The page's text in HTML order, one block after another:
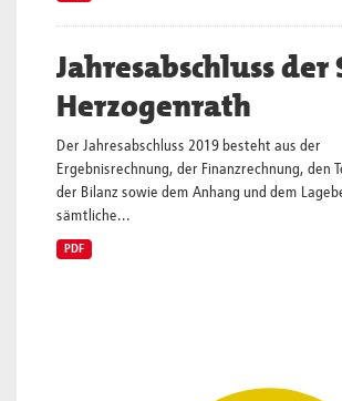
Jahresabschluss der
Herzogenrath
Der Jahresabschluss 2019 besteht aus der
Ergebnisrechnung, der Finanzrechnung, den
der Bilanz sowie dem Anhang und dem
sämtliche...
PDF